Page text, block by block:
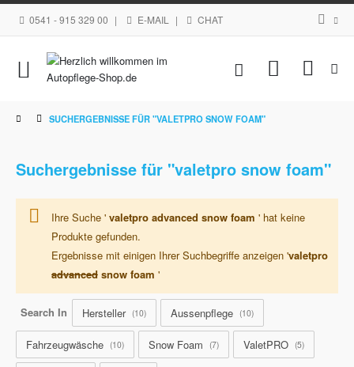
0541 - 915 329 00 | E-MAIL | CHAT
Navigation
umschalten
Mein
SUCHERGEBNISSE FÜR "VALETPRO SNOW FOAM"
Suchergebnisse für "valetpro snow foam"
Ihre Suche ' valetpro advanced snow foam ' hat keine
Produkte gefunden.
Ergebnisse mit einigen Ihrer Suchbegriffe anzeigen 'valetpro
advanced snow foam '
Search In Hersteller 10 Aussenpflege 10
Fahrzeugwäsche 10 Snow Foam 7 ValetPRO 5